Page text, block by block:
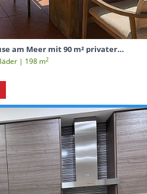
am Meer mit 90 m² privater
in Diagonal Mar
| 198 m2